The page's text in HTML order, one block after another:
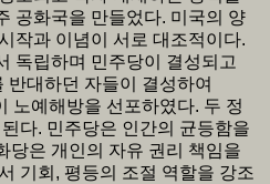
공화국을 만들었다. 미국의 양
작과 이념이 서로 대조적이다.
독립하며 민주당이 결성되고
반대하던 자들이 결성하여
노예해방을 선포하였다. 두 정
다. 민주당은 인간의 균등함을
당은 개인의 자유 권리 책임을
기회, 평등의 조절 역할을 강조